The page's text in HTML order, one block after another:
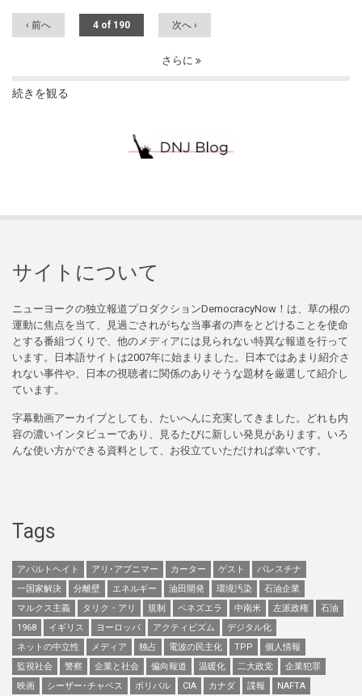
‹ 前へ 4 of 190 次へ ›
さらに
続きを観る
サイトについて
ニューヨークの独立報道プロダクションDemocracyNow！は、草の根の
運動に焦点を当て、見過ごされがちな当事者の声をとどけることを使命
とする番組づくりで、他のメディアには見られない特異な報道を行って
います。日本語サイトは2007年に始まりました。日本ではあまり紹介さ
れない事件や、日本の視聴者に関係のありそうな題材を厳選して紹介し
ています。
字幕動画アーカイブとしても、たいへんに充実してきました。どれも内
容の濃いインタビューであり、見るたびに新しい発見があります。いろ
んな使い方ができる資料として、お役立ていただければ幸いです。
Tags
アパルトヘイト アリ･アブニマー カーター ゲスト
パレスチナ
一国家解決
分離壁 エネルギー 油田開発 環境汚染
石油企業
マルクス主義
タリク・アリ 規制 ベネズエラ 中南米 左派政権
石油
1968
イギリス ヨーロッパ アクティビズム
デジタル化
ネットの中立性
メディア 独占 電波の民主化 TPP
個人情報
監視社会
警察 企業と社会 偏向報道 温暖化 二大政党
企業犯罪
映画
シーザー･チャベス ボリバル CIA カナダ 諜報 NAFTA